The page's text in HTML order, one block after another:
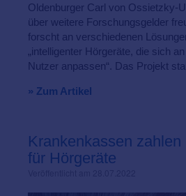
Oldenburger Carl von Ossietzky-
über weitere Forschungsgelder
forscht an verschiedenen
„intelligenter Hörgeräte, die sich
Nutzer anpassen“. Das Projekt
» Zum Artikel
Krankenkassen
für Hörgeräte